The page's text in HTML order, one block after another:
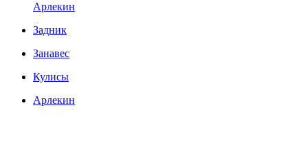
Арлекин
Задник
Занавес
Кулисы
Арлекин